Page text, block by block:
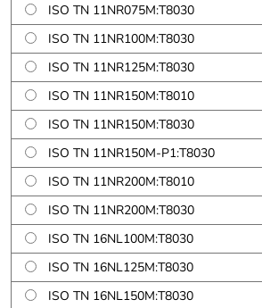
ISO TN 11NR075M:T8030
ISO TN 11NR100M:T8030
ISO TN 11NR125M:T8030
ISO TN 11NR150M:T8010
ISO TN 11NR150M:T8030
ISO TN 11NR150M-P1:T8030
ISO TN 11NR200M:T8010
ISO TN 11NR200M:T8030
ISO TN 16NL100M:T8030
ISO TN 16NL125M:T8030
ISO TN 16NL150M:T8030